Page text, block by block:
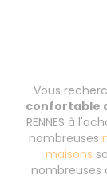
Vous
confortable
RENNES à
nombreuses
maisons
nombreuses